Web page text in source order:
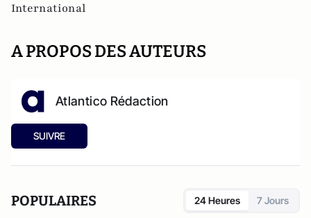
International
A PROPOS DES AUTEURS
Atlantico Rédaction
SUIVRE
POPULAIRES 24 Heures 7 Jours